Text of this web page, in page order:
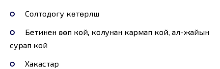
Солтодогу көтөрүлүш
Бетинен өөп кой, колунан кармап кой, ал-жайын
сурап кой
Хакастар